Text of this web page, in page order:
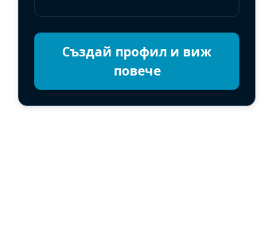
Създай профил и виж
повече